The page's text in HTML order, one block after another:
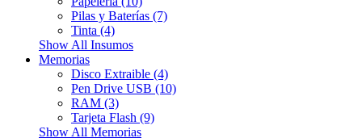
Pilas y Baterías (7)
Tinta (4)
Show All Insumos
Memorias
Disco Extraible (4)
Pen Drive USB (10)
RAM (3)
Tarjeta Flash (9)
Show All Memorias